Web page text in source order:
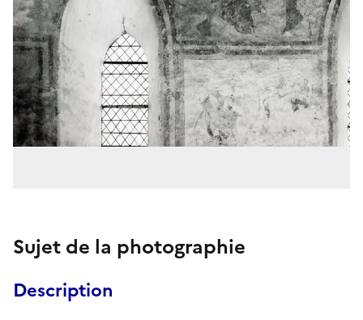
Sujet de la photographie
Description